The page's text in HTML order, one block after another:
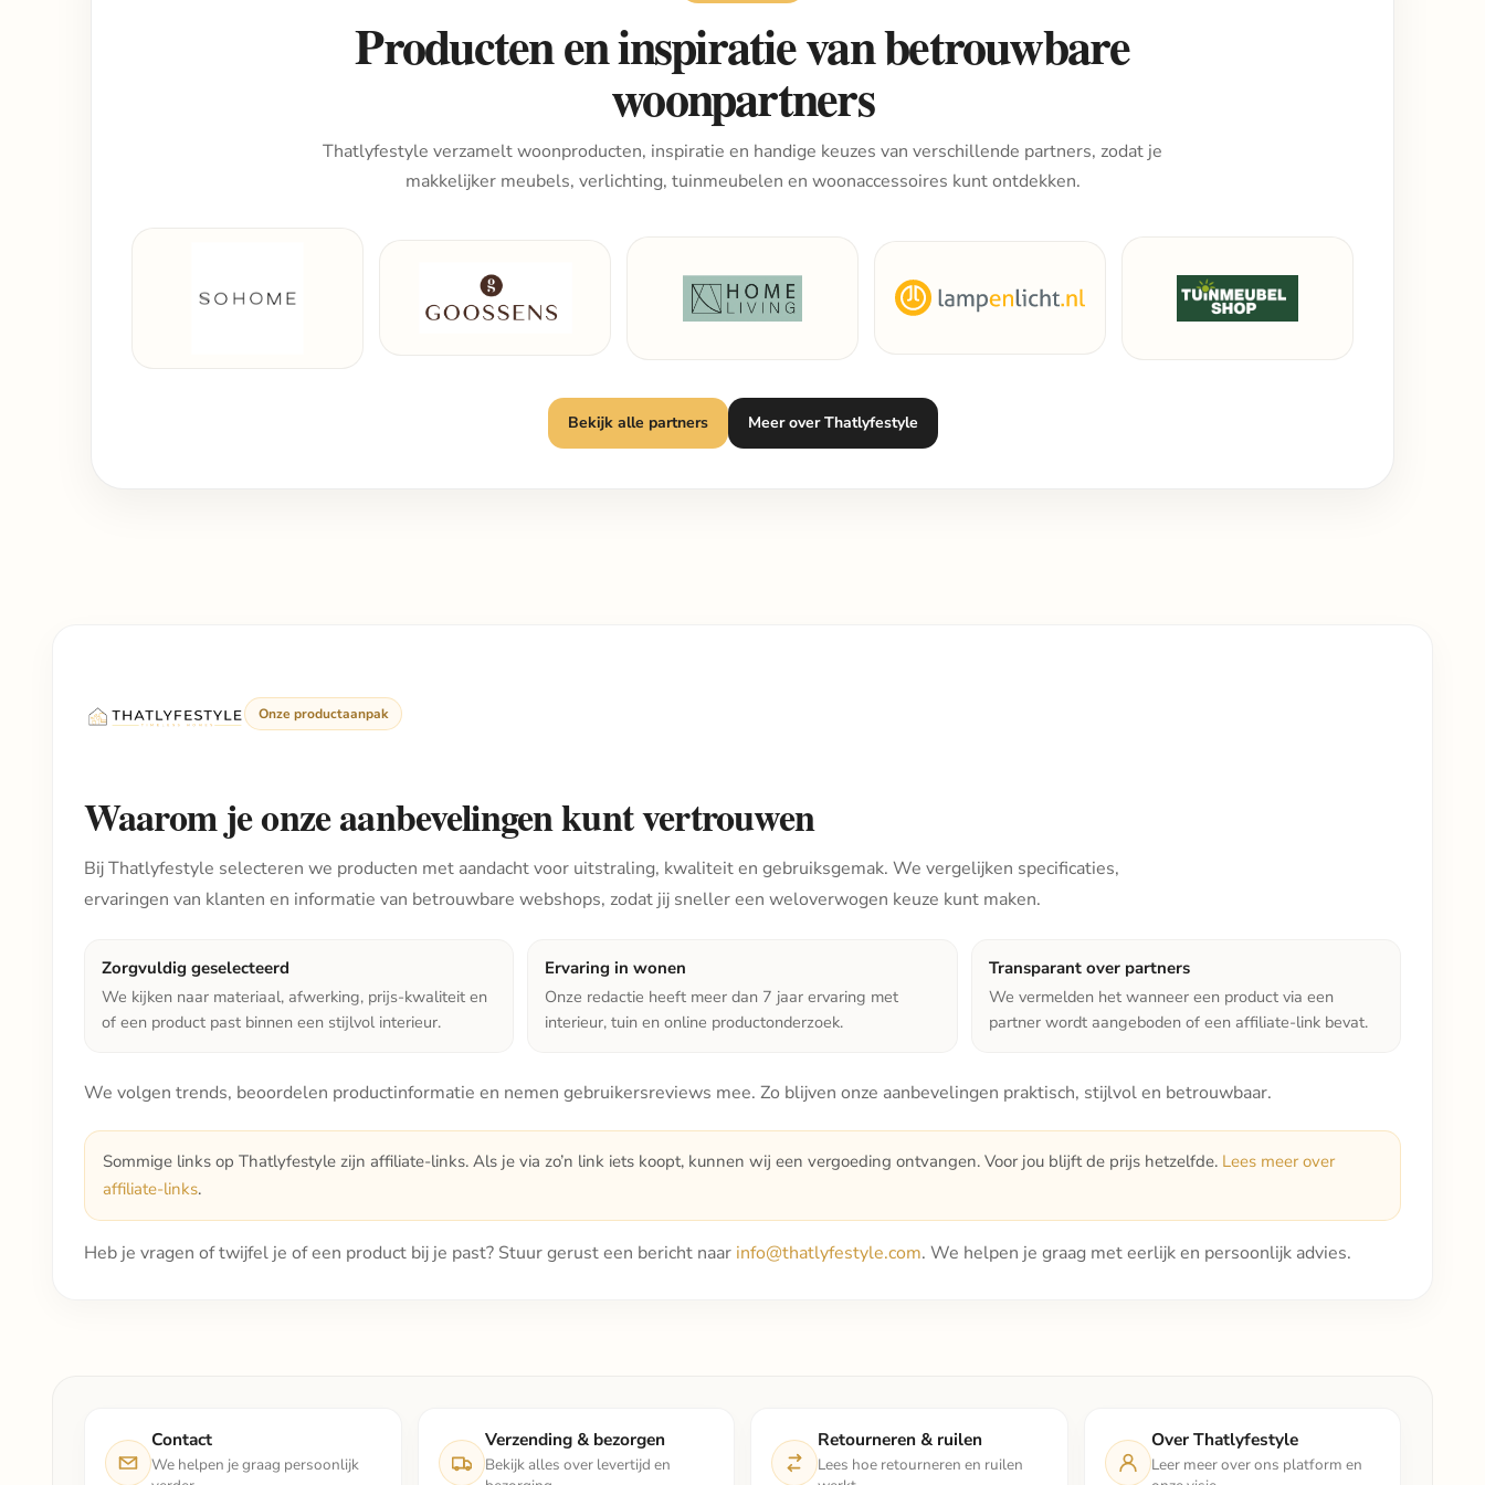
Producten en inspiratie van betrouwbare
woonpartners
Thatlyfestyle verzamelt woonproducten, inspiratie en handige keuzes van verschillende partners, zodat je
makkelijker meubels, verlichting, tuinmeubelen en woonaccessoires kunt ontdekken.
Bekijk alle partners Meer over Thatlyfestyle
Onze productaanpak
Waarom je onze aanbevelingen kunt vertrouwen
Bij Thatlyfestyle selecteren we producten met aandacht voor uitstraling, kwaliteit en gebruiksgemak. We vergelijken specificaties,
ervaringen van klanten en informatie van betrouwbare webshops, zodat jij sneller een weloverwogen keuze kunt maken.
Zorgvuldig geselecteerd
We kijken naar materiaal, afwerking, prijs-kwaliteit en
of een product past binnen een stijlvol interieur.
Ervaring in wonen
Onze redactie heeft meer dan 7 jaar ervaring met
interieur, tuin en online productonderzoek.
Transparant over partners
We vermelden het wanneer een product via een
partner wordt aangeboden of een affiliate-link bevat.
We volgen trends, beoordelen productinformatie en nemen gebruikersreviews mee. Zo blijven onze aanbevelingen praktisch, stijlvol en betrouwbaar.
Sommige links op Thatlyfestyle zijn affiliate-links. Als je via zo’n link iets koopt, kunnen wij een vergoeding ontvangen. Voor jou blijft de prijs hetzelfde. Lees meer over
affiliate-links.
Heb je vragen of twijfel je of een product bij je past? Stuur gerust een bericht naar info@thatlyfestyle.com. We helpen je graag met eerlijk en persoonlijk advies.
Contact
We helpen je graag persoonlijk
Verzending & bezorgen
Bekijk alles over levertijd en
Retourneren & ruilen
Lees hoe retourneren en ruilen
Over Thatlyfestyle
Leer meer over ons platform en